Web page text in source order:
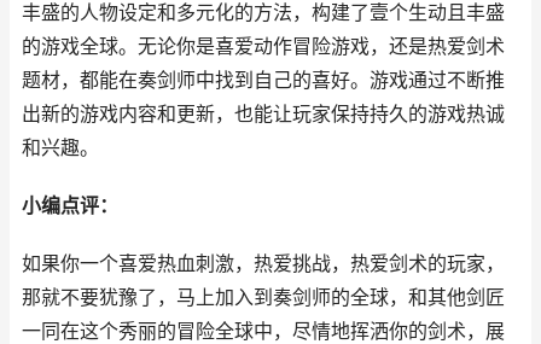
丰盛的人物设定和多元化的方法，构建了壹个生动且丰盛
的游戏全球。无论你是喜爱动作冒险游戏，还是热爱剑术
题材，都能在奏剑师中找到自己的喜好。游戏通过不断推
出新的游戏内容和更新，也能让玩家保持持久的游戏热诚
和兴趣。
小编点评：
如果你一个喜爱热血刺激，热爱挑战，热爱剑术的玩家，
那就不要犹豫了，马上加入到奏剑师的全球，和其他剑匠
一同在这个秀丽的冒险全球中，尽情地挥洒你的剑术，展